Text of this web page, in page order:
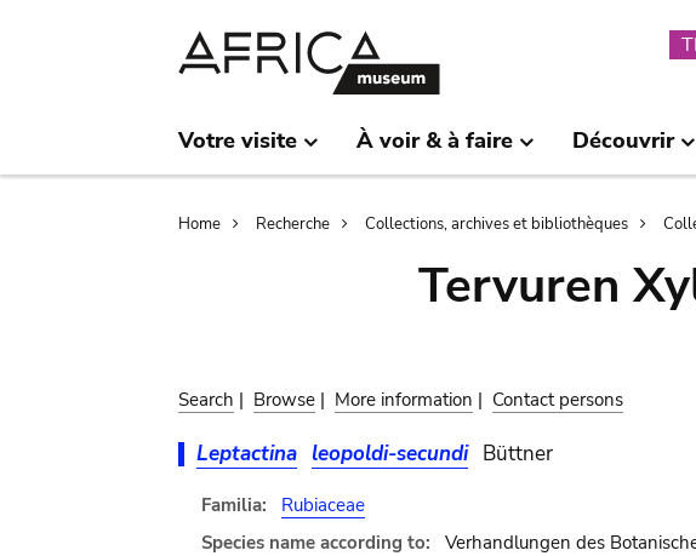
Votre visite À voir & à faire Découvrir
Breadcrumb
Home Recherche Collections, archives et bibliothèques
Tervuren
Search | Browse | More information | Contact persons
Leptactina leopoldi-secundi Büttner
Familia:
Rubiaceae
Species name according to:
Verhandlungen des